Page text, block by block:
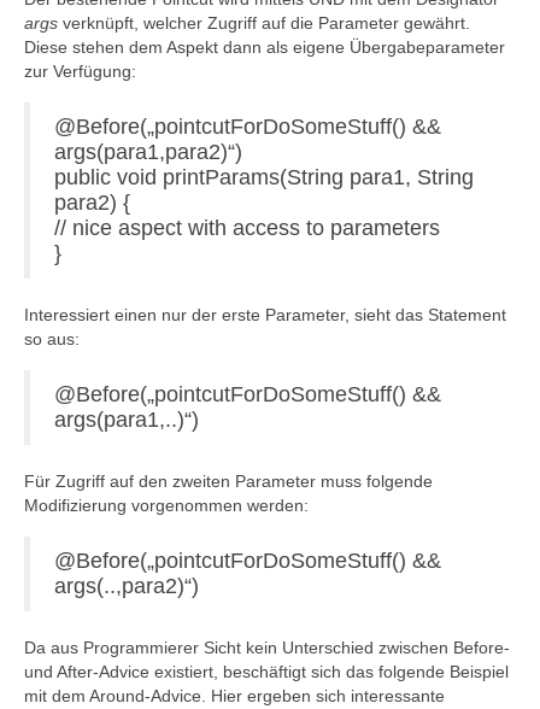
args verknüpft, welcher Zugriff auf die Parameter gewährt.
Diese stehen dem Aspekt dann als eigene Übergabeparameter
zur Verfügung:
@Before(„pointcutForDoSomeStuff() &&
args(para1,para2)“)
public void printParams(String para1, String
para2) {
// nice aspect with access to parameters
}
Interessiert einen nur der erste Parameter, sieht das Statement
so aus:
@Before(„pointcutForDoSomeStuff() &&
args(para1,..)“)
Für Zugriff auf den zweiten Parameter muss folgende
Modifizierung vorgenommen werden:
@Before(„pointcutForDoSomeStuff() &&
args(..,para2)“)
Da aus Programmierer Sicht kein Unterschied zwischen Before-
und After-Advice existiert, beschäftigt sich das folgende Beispiel
mit dem Around-Advice. Hier ergeben sich interessante